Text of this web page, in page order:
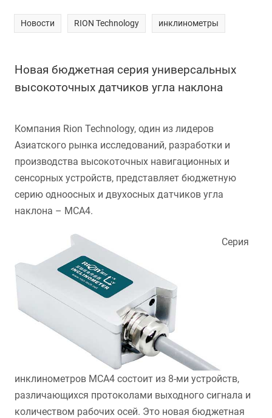
Новости RION Technology инклинометры
Новая бюджетная серия универсальных
высокоточных датчиков угла наклона
Компания Rion Technology, один из лидеров
Азиатского рынка исследований, разработки и
производства высокоточных навигационных и
сенсорных устройств, представляет бюджетную
серию одноосных и двухосных датчиков угла
наклона – MCA4.
Серия
инклинометров MCA4 состоит из 8-ми устройств,
различающихся протоколами выходного сигнала и
количеством рабочих осей. Это новая бюджетная